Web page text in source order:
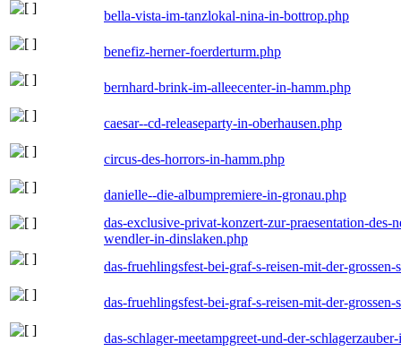
bella-vista-im-tanzlokal-nina-in-bottrop.php
benefiz-herner-foerderturm.php
bernhard-brink-im-alleecenter-in-hamm.php
caesar--cd-releaseparty-in-oberhausen.php
circus-des-horrors-in-hamm.php
danielle--die-albumpremiere-in-gronau.php
das-exclusive-privat-konzert-zur-praesentation-
wendler-in-dinslaken.php
das-fruehlingsfest-bei-graf-s-reisen-mit-der-
das-fruehlingsfest-bei-graf-s-reisen-mit-der-
das-schlager-meetampgreet-und-der-